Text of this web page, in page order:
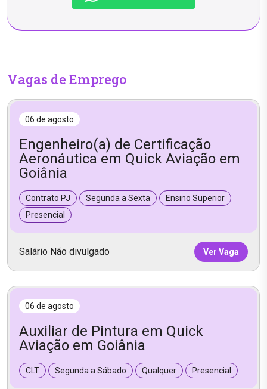
Vagas de Emprego
06 de agosto
Engenheiro(a) de Certificação
Aeronáutica em Quick Aviação em
Goiânia
Contrato PJ Segunda a Sexta
Ensino Superior
Presencial
Salário Não divulgado Ver Vaga
06 de agosto
Auxiliar de Pintura em Quick
Aviação em Goiânia
CLT Segunda a Sábado Qualquer Presencial